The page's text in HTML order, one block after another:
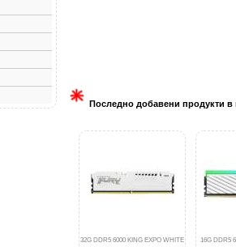
Последно добавени продукти в
32G DDR5 6000 KING EXPO WHITE 16G DDR5